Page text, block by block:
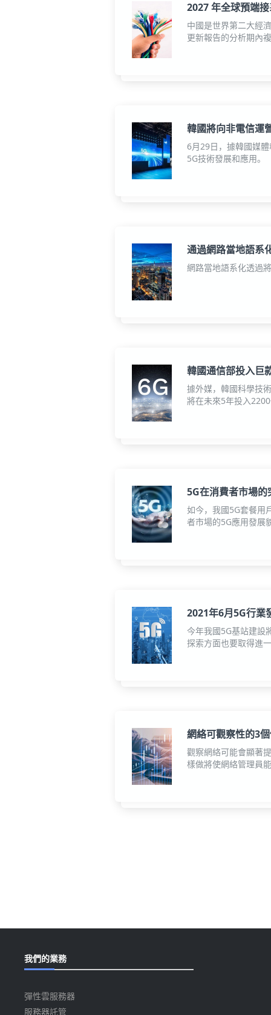
2027 年全球預端
中國是世界第二大經
更新報告的分析期內
韓國將向非電信運
6月29日，據韓國媒
5G技術發展和應用。
通過網路當地語系
網路當地語系化透過
韓國通信部投入巨
據外媒，韓國科學技
將在未來5年投入
5G在消費者市場
如今，我國5G套餐用
者市場的5G應用發展
2021年6月5G行業
今年我國5G基站建設
探索方面也要取得進
網絡可觀察性的3
觀察網絡可能會顯著
樣做將使網絡管理員
我們的業務
彈性雲服務器
服務器託管